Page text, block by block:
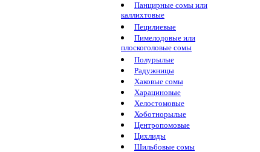
Панцирные сомы или
каллихтовые
Пецилиевые
Пимелодовые или
плоскоголовые сомы
Полурылые
Радужницы
Хаковые сомы
Харациновые
Хелостомовые
Хоботнорылые
Центропомовые
Цихлиды
Шильбовые сомы